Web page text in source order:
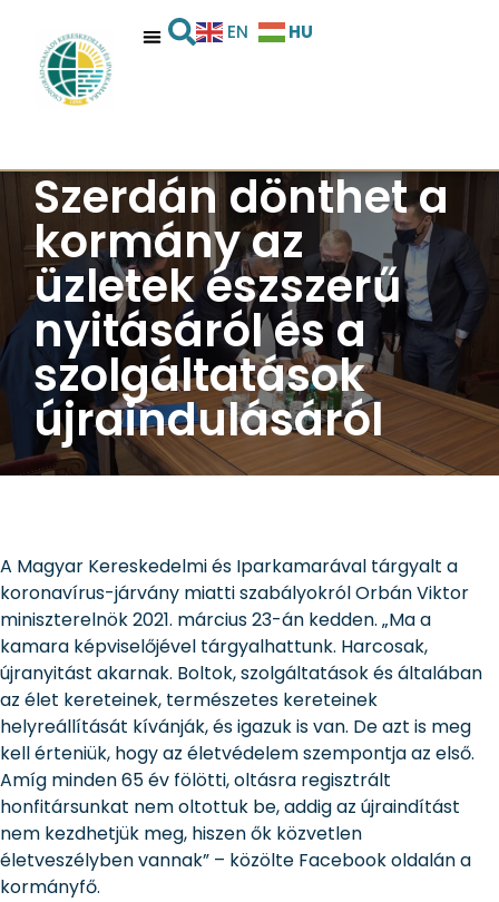
EN HU
Szerdán dönthet a
kormány az
üzletek észszerű
nyitásáról és a
szolgáltatások
újraindulásáról
A Magyar Kereskedelmi és Iparkamarával tárgyalt a
koronavírus-járvány miatti szabályokról Orbán Viktor
miniszterelnök 2021. március 23-án kedden. „Ma a
kamara képviselőjével tárgyalhattunk. Harcosak,
újranyitást akarnak. Boltok, szolgáltatások és általában
az élet kereteinek, természetes kereteinek
helyreállítását kívánják, és igazuk is van. De azt is meg
kell érteniük, hogy az életvédelem szempontja az első.
Amíg minden 65 év fölötti, oltásra regisztrált
honfitársunkat nem oltottuk be, addig az újraindítást
nem kezdhetjük meg, hiszen ők közvetlen
életveszélyben vannak” – közölte Facebook oldalán a
kormányfő.